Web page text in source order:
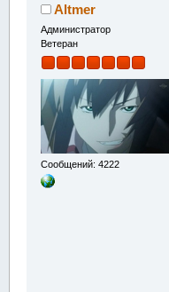
Altmer
Администратор
Ветеран
Сообщений: 4222